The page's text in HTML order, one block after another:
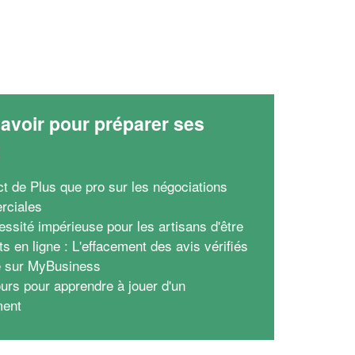
pour préparer ses
de Plus que pro sur les négociations
impérieuse pour les artisans d'être
en ligne : L'effacement des avis vérifiés
sur MyBusiness
pour apprendre à jouer d'un